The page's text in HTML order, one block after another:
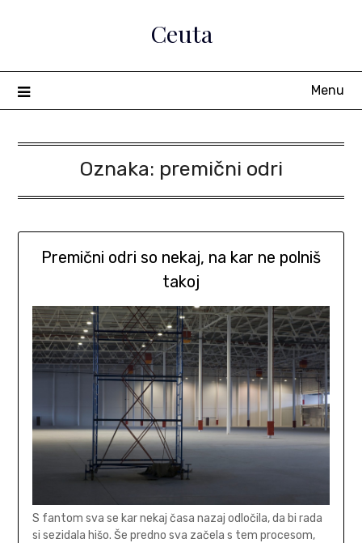
Ceuta
Menu
Oznaka: premični odri
Premični odri so nekaj, na kar ne polniš
takoj
S fantom sva se kar nekaj časa nazaj odločila, da bi rada
si sezidala hišo. Še predno sva začela s tem procesom,